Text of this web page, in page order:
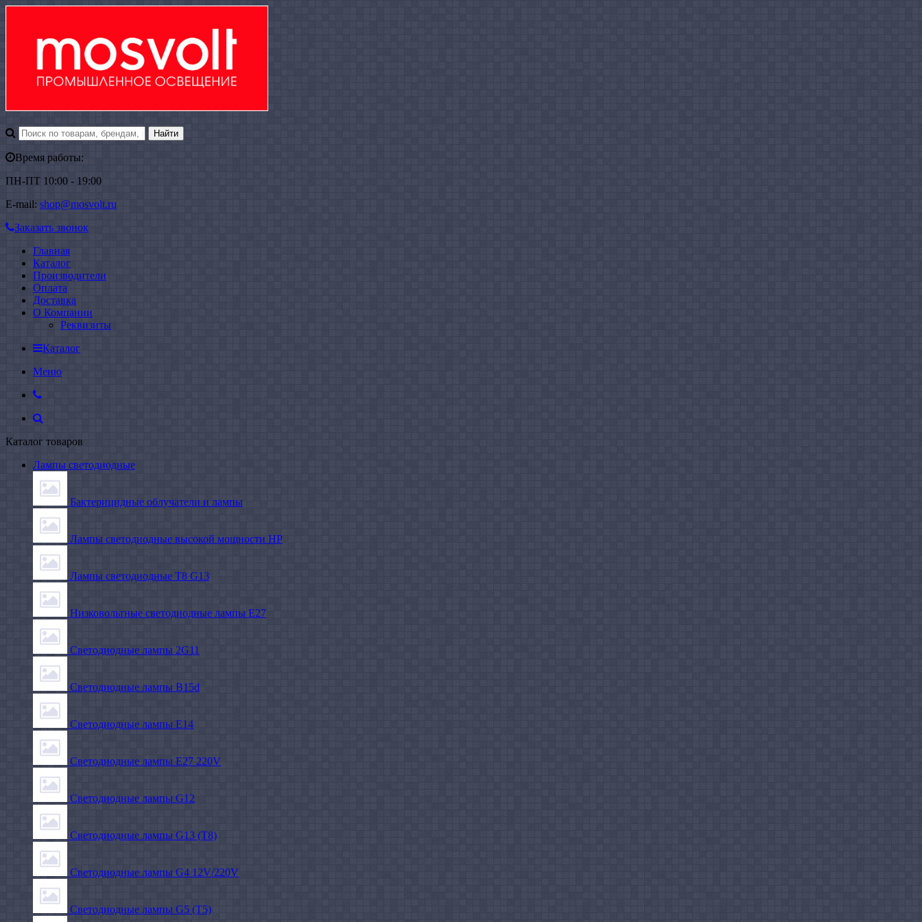
Время работы:
ПН-ПТ 10:00 - 19:00
E-mail: shop@mosvolt.ru
Заказать звонок
Главная
Каталог
Производители
Оплата
Доставка
О Компании
Реквизиты
Каталог
Меню
Каталог товаров
Лампы светодиодные
Бактерицидные облучатели и лампы
Лампы светодиодные высокой мощности HP
Лампы светодиодные Т8 G13
Низковольтные светодиодные лампы E27
Светодиодные лампы 2G11
Светодиодные лампы B15d
Светодиодные лампы E14
Светодиодные лампы E27 220V
Светодиодные лампы G12
Светодиодные лампы G13 (T8)
Светодиодные лампы G4 12V/220V
Светодиодные лампы G5 (T5)